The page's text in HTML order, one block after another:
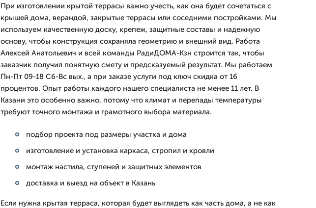
При изготовлении крытой террасы важно учесть, как она будет сочетаться с
крышей дома, верандой, закрытые террасы или соседними постройками. Мы
используем качественную доску, крепеж, защитные составы и надежную
основу, чтобы конструкция сохраняла геометрию и внешний вид. Работа
Алексей Анатольевич и всей команды РадиДОМА-Кзн строится так, чтобы
заказчик получил понятную смету и предсказуемый результат. Мы работаем
Пн-Пт 09-18 Сб-Вс вых., а при заказе услуги под ключ скидка от 16
процентов. Опыт работы каждого нашего специалиста не менее 11 лет. В
Казани это особенно важно, потому что климат и перепады температуры
требуют точного монтажа и грамотного выбора материала.
подбор проекта под размеры участка и дома
изготовление и установка каркаса, стропил и кровли
монтаж настила, ступеней и защитных элементов
доставка и выезд на объект в Казань
Если нужна крытая терраса, которая будет выглядеть как часть дома, а не как